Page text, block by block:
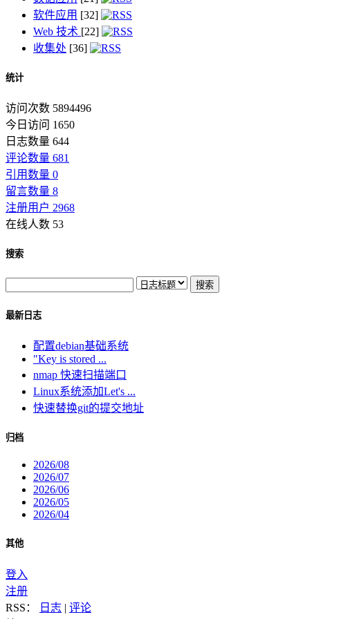
软件应用 [32]
Web 技术 [22]
收集处 [36]
统计
访问次数 5894496
今日访问 1650
日志数量 644
评论数量 681
引用数量 0
留言数量 8
注册用户 2968
在线人数 53
搜索
最新日志
配置debian基础系统
"Key is stored ...
nmap 快速扫描端口
Linux系统添加Let's ...
快速替换git的提交地址
归档
2026/08
2026/07
2026/06
2026/05
2026/04
其他
登入
注册
RSS：
日志 | 评论